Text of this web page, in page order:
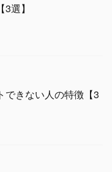
選】
できない人の特徴【3